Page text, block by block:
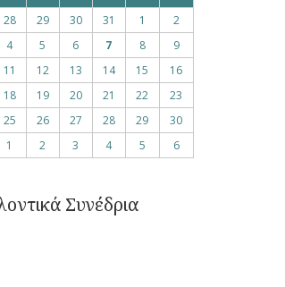
28 29 30 31 1
2
4 5 6 7 8
9
11 12 13 14 15
16
18 19 20 21 22
23
25 26 27 28 29
30
1 2 3 4 5 6
Συνέδρια